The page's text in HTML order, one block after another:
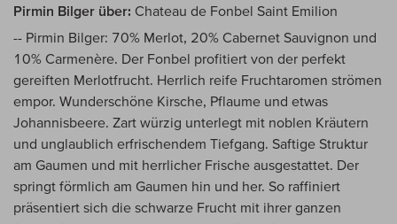
Pirmin Bilger über: Chateau de Fonbel Saint Emilion
-- Pirmin Bilger: 70% Merlot, 20% Cabernet Sauvignon und
10% Carmenère. Der Fonbel profitiert von der perfekt
gereiften Merlotfrucht. Herrlich reife Fruchtaromen strömen
empor. Wunderschöne Kirsche, Pflaume und etwas
Johannisbeere. Zart würzig unterlegt mit noblen Kräutern
und unglaublich erfrischendem Tiefgang. Saftige Struktur
am Gaumen und mit herrlicher Frische ausgestattet. Der
springt förmlich am Gaumen hin und her. So raffiniert
präsentiert sich die schwarze Frucht mit ihrer ganzen